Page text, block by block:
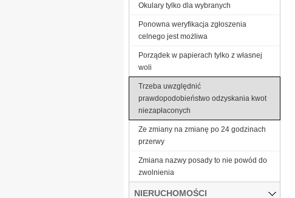
Okulary tylko dla wybranych
Ponowna weryfikacja zgłoszenia
celnego jest możliwa
Porządek w papierach tylko z własnej
woli
Trzeba uwzględnić
prawdopodobieństwo odzyskania kwot
niezapłaconych
Ze zmiany na zmianę po 24 godzinach
przerwy
Zmiana nazwy posady to nie powód do
zwolnienia
NIERUCHOMOŚCI